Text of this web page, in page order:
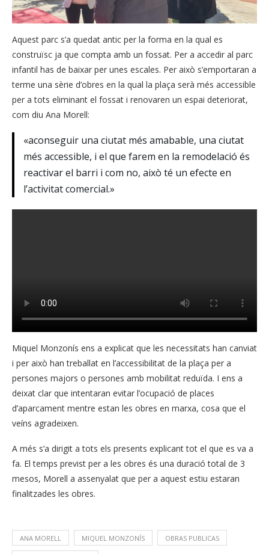
Aquest parc s’a quedat antic per la forma en la qual es
construïsc ja que compta amb un fossat. Per a accedir al parc
infantil has de baixar per unes escales. Per això s’emportaran a
terme una sèrie d’obres en la qual la plaça serà més accessible
per a tots eliminant el fossat i renovaren un espai deteriorat,
com diu Ana Morell:
«aconseguir una ciutat més amabable, una ciutat
més accessible, i el que farem en la remodelació és
reactivar el barri i com no, això té un efecte en
l’activitat comercial.»
Miquel Monzonís ens a explicat que les necessitats han canviat
i per això han treballat en l’accessibilitat de la plaça per a
persones majors o persones amb mobilitat reduïda. I ens a
deixat clar que intentaran evitar l’ocupació de places
d’aparcament mentre estan les obres en marxa, cosa que el
veíns agradeixen.
A més s’a dirigit a tots els presents explicant tot el que es va a
fa. El temps previst per a les obres és una duració total de 3
mesos, Morell a assenyalat que per a aquest estiu estaran
finalitzades les obres.
ANA MORELL MIQUEL MONZONÍS OBRAS PUBLICAS